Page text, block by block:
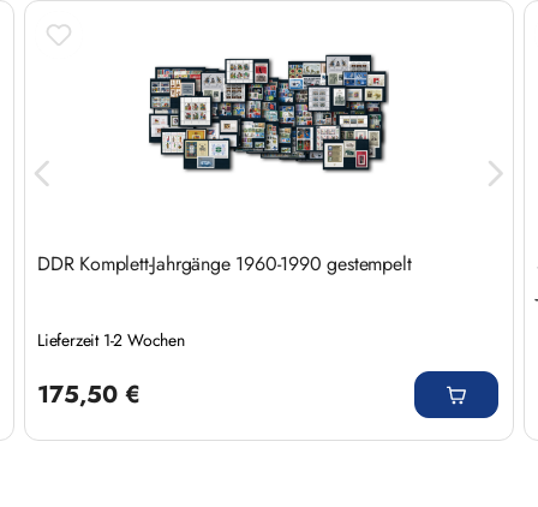
DDR Komplett-Jahrgänge 1960-1990 gestempelt
Lieferzeit 1-2 Wochen
175,50 €